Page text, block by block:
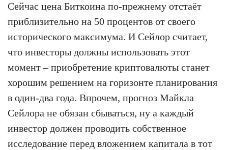
Сейчас цена Биткоина по-прежнему отстаёт
приблизительно на 50 процентов от своего
исторического максимума. И Сейлор считает,
что инвесторы должны использовать этот
момент – приобретение криптовалюты станет
хорошим решением на горизонте планирования
в один-два года. Впрочем, прогноз Майкла
Сейлора не обязан сбываться, ну а каждый
инвестор должен проводить собственное
исследование перед вложением капитала в тот